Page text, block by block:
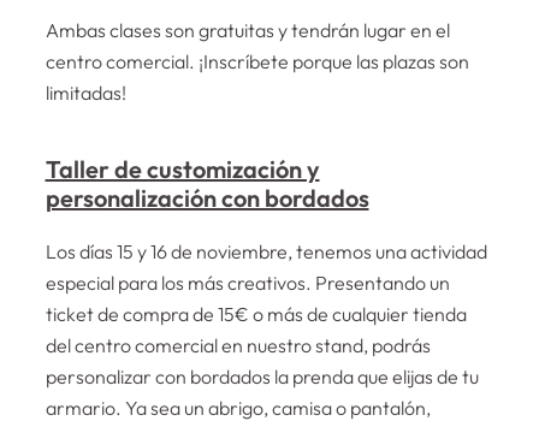
Ambas clases son gratuitas y tendrán lugar en el
centro comercial. ¡Inscríbete porque las plazas son
limitadas!
Taller de customización y
personalización con bordados
Los días 15 y 16 de noviembre, tenemos una actividad
especial para los más creativos. Presentando un
ticket de compra de 15€ o más de cualquier tienda
del centro comercial en nuestro stand, podrás
personalizar con bordados la prenda que elijas de tu
armario. Ya sea un abrigo, camisa o pantalón,